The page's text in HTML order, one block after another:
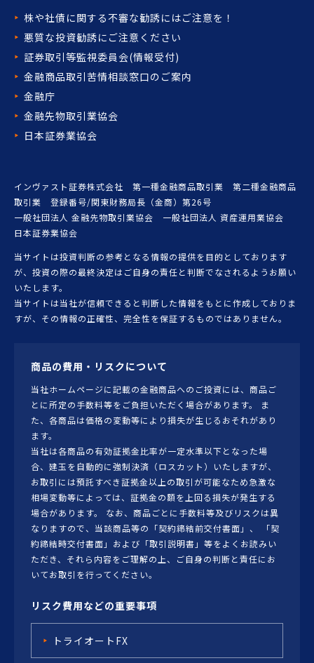
株や社債に関する不審な勧誘にはご注意を！
悪質な投資勧誘にご注意ください
証券取引等監視委員会(情報受付)
金融商品取引苦情相談窓口の ご案内
金融庁
金融先物取引業協会
日本証券業協会
インヴァスト証券株式会社 第一種金融商品取引業 第二種金融商品
取引業 登録番号/関東財務局長（金商）第26号
一般社団法人 金融先物取引業協会 一般社団法人 資産運用業協会
日本証券業協会
当サイトは投資判断の参考となる情報の提供を目的としております
が、投資の際の最終決定はご自身の責任と判断でなされるようお願い
いたします。
当サイトは当社が信頼できると判断した情報をもとに作成しておりま
すが、その情報の正確性、完全性を保証するものではありません。
商品の費用・リスクについて
当社ホームページに記載の金融商品へのご投資には、商品ご
とに所定の手数料等をご負担いただく場合があります。 ま
た、各商品は価格の変動等により損失が生じるおそれがあり
ます。
当社は各商品の有効証拠金比率が一定水準以下となった場
合、建玉を自動的に強制決済（ロスカット）いたしますが、
お取引には預託すべき証拠金以上の取引が可能なため急激な
相場変動等によっては、証拠金の額を上回る損失が発生する
場合があります。 なお、商品ごとに手数料等及びリスクは異
なりますので、当該商品等の「契約締結前交付書面」、 「契
約締結時交付書面」および「取引説明書」等をよくお読みい
ただき、それら内容をご理解の上、ご自身の判断と責任にお
いてお取引を行ってください。
リスク費用などの重要事項
トライオートFX